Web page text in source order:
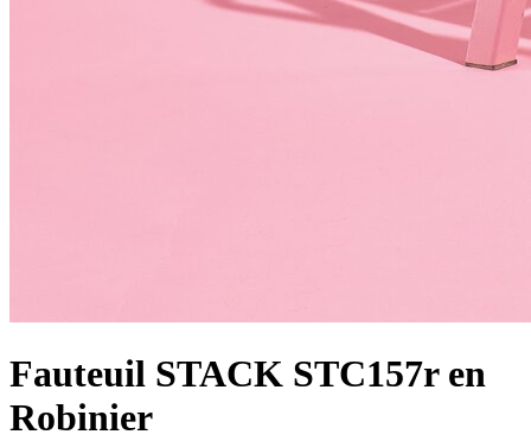
Fauteuil STACK STC157r en
Robinier